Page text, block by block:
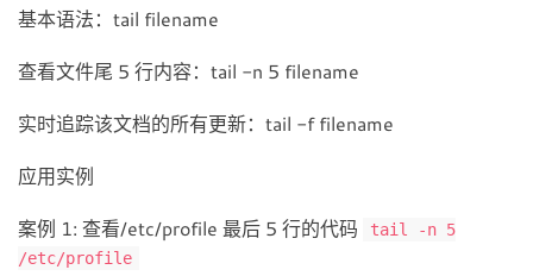
基本语法：tail filename
查看文件尾 5 行内容：tail -n 5 filename
实时追踪该文档的所有更新：tail -f filename
应用实例
案例 1: 查看/etc/profile 最后 5 行的代码
tail -n 5
/etc/profile